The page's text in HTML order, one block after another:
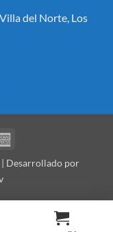
del Norte, Los
| Desarrollado por